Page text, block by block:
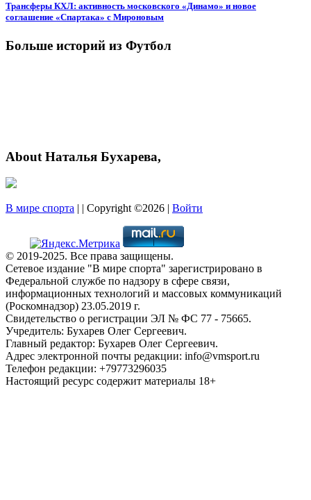
Трансферы КХЛ: активность московского «Динамо» и новое
соглашение «Спартака» с Мироновым
Больше историй из Футбол
About Наталья Бухарева,
В мире спорта | | Copyright ©2026 | Войти
© 2019-2025. Все права защищены.
Сетевое издание "В мире спорта" зарегистрировано в
Федеральной службе по надзору в сфере связи,
информационных технологий и массовых коммуникаций
(Роскомнадзор) 23.05.2019 г.
Свидетельство о регистрации ЭЛ № ФС 77 - 75665.
Учредитель: Бухарев Олег Сергеевич.
Главный редактор: Бухарев Олег Сергеевич.
Адрес электронной почты редакции: info@vmsport.ru
Телефон редакции: +79773296035
Настоящий ресурс содержит материалы 18+